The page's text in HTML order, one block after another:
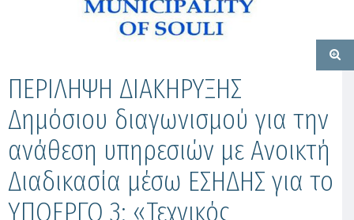
ΠΕΡΙΛΗΨΗ ΔΙΑΚΗΡΥΞΗΣ
Δημόσιου διαγωνισμού για την
ανάθεση υπηρεσιών με Ανοικτή
Διαδικασία μέσω ΕΣΗΔΗΣ για το
ΥΠΟΕΡΓΟ 3: «Τεχνικός